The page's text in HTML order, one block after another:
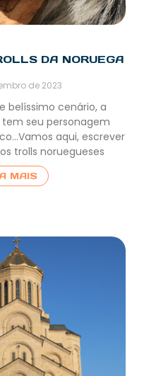
DA NORUEGA
de 2023
belíssimo cenário, a
seu personagem
aqui, escrever
trolls noruegueses
MAIS